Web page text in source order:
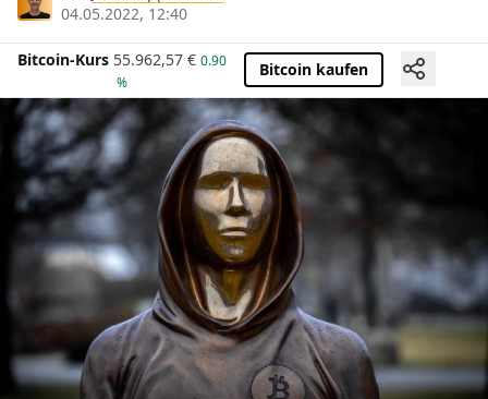
04.05.2022, 12:40
Bitcoin-Kurs 55.962,57 € 0.90
%
Bitcoin kaufen